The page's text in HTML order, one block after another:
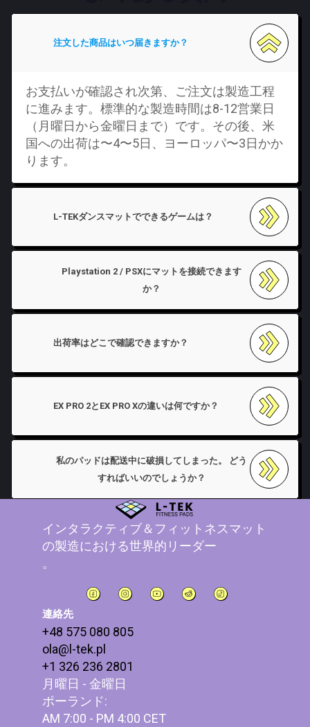
注文した商品はいつ届きますか？
お支払いが確認され次第、ご注文は製造工程
に進みます。標準的な製造時間は8-12営業日
（月曜日から金曜日まで）です。その後、米
国への出荷は〜4〜5日、ヨーロッパ〜3日かか
ります。
L-TEKダンスマットでできるゲームは？
Playstation 2 / PSXにマットを接続できます
か？
出荷率はどこで確認できますか？
EX PRO 2とEX PRO Xの違いは何ですか？
私のパッドは配送中に破損してしまった。 どう
すればいいのでしょうか？
インタラクティブ＆フィットネスマット
の製造における世界的リーダー
。
連絡先
+48 575 080 805
ola@l-tek.pl
+1 326 236 2801
月曜日 - 金曜日
ポーランド:
AM 7:00 - PM 4:00 CET